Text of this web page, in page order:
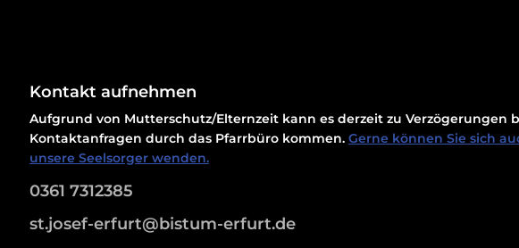
Kontakt aufnehmen
Aufgrund von Mutterschutz/Elternzeit kann es derzeit zu Verzögerungen
Kontaktanfragen durch das Pfarrbüro kommen. Gerne können Sie sich
unsere Seelsorger wenden.
0361 7312385
st.josef-erfurt@bistum-erfurt.de